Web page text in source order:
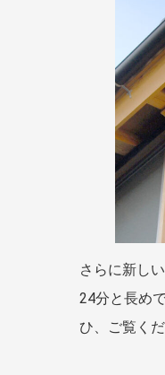
さらに新し
24分と長め
ひ、ご覧くだ